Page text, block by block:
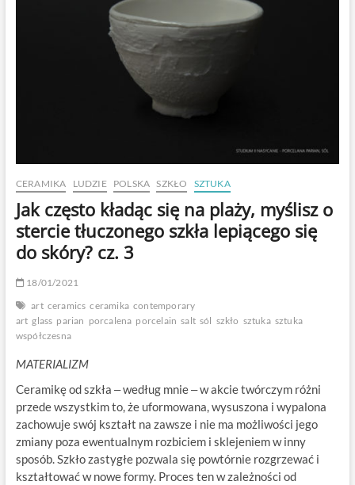
CERAMIKA LUDZIE POLSKA SZKŁO SZTUKA
Jak często kładąc się na plaży, myślisz o
stercie tłuczonego szkła lepiącego się
do skóry? cz. 3
18/01/2021
art ceramics ceramika contemporary
art glass parian porcalena porcelain salt sól szkło sztuka sztuka
współczesna
MATERIALIZM
Ceramikę od szkła ‒ według mnie ‒ w akcie twórczym różni
przede wszystkim to, że uformowana, wysuszona i wypalona
zachowuje swój kształt na zawsze i nie ma możliwości jego
zmiany poza ewentualnym rozbiciem i sklejeniem w inny
sposób. Szkło zastygłe pozwala się powtórnie rozgrzewać i
kształtować w nowe formy. Proces ten w zależności od